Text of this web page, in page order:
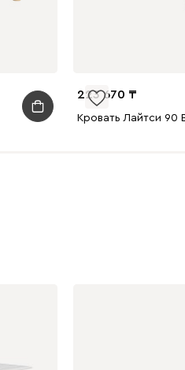
223 670
Кровать Лайтси 90